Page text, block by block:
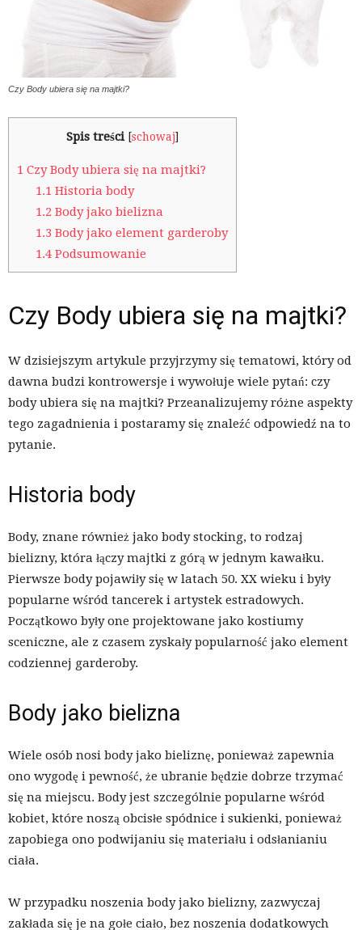
Czy Body ubiera się na majtki?
Spis treści [schowaj]
1 Czy Body ubiera się na majtki?
1.1 Historia body
1.2Body jako bielizna
1.3 Body jako element garderoby
1.4Podsumowanie
Czy Body ubiera się na majtki?
W dzisiejszym artykule przyjrzymy się tematowi, który od
dawna budzi kontrowersje i wywołuje wiele pytań: czy
body ubiera się na majtki? Przeanalizujemy różne aspekty
tego zagadnienia i postaramy się znaleźć odpowiedź na to
pytanie.
Historia body
Body, znane również jako body stocking, to rodzaj
bielizny, która łączy majtki z górą w jednym kawałku.
Pierwsze body pojawiły się w latach 50. XX wieku i były
popularne wśród tancerek i artystek estradowych.
Początkowo były one projektowane jako kostiumy
sceniczne, ale z czasem zyskały popularność jako element
codziennej garderoby.
Body jako bielizna
Wiele osób nosi body jako bieliznę, ponieważ zapewnia
ono wygodę i pewność, że ubranie będzie dobrze trzymać
się na miejscu. Body jest szczególnie popularne wśród
kobiet, które noszą obcisłe spódnice i sukienki, ponieważ
zapobiega ono podwijaniu się materiału i odsłanianiu
ciała.
W przypadku noszenia body jako bielizny, zazwyczaj
zakłada się je na gołe ciało, bez noszenia dodatkowych